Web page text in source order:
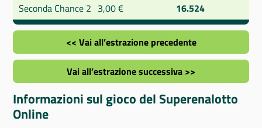
Seconda Chance 2 3,00 € 16.524
<< Vai all’estrazione precedente
Vai all’estrazione successiva >>
Informazioni sul gioco del Superenalotto
Online